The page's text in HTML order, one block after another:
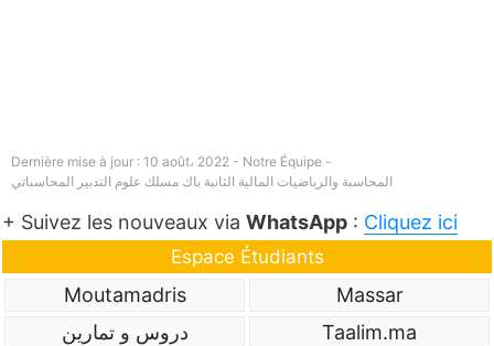
Dernière mise à jour : 10 août، 2022 - Notre Équipe -
المحاسبة والرياضيات المالية الثانية باك مسلك علوم التدبير المحاسباتي
+ Suivez les nouveaux via WhatsApp : Cliquez ici
Espace Étudiants
Massar
Moutamadris
Taalim.ma
دروس و تمارين